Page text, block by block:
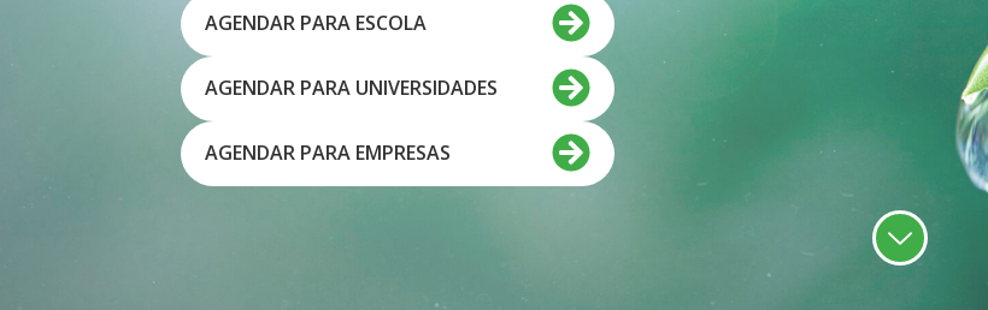
AGENDAR PARA ESCOLA
AGENDAR PARA UNIVERSIDADES
AGENDAR PARA EMPRESAS